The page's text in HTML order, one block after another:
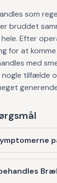
som
bruddet
Efter
for at komme
med
tilfælde